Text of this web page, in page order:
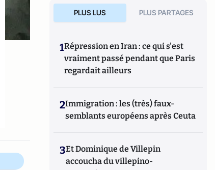
PLUS LUS PLUS PARTAGES
1Répression en Iran : ce qui s'est
vraiment passé pendant que Paris
regardait ailleurs
2Immigration : les (très) faux-
semblants européens après Ceuta
3Et Dominique de Villepin
accoucha du villepino-